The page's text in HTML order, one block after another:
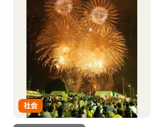
社会